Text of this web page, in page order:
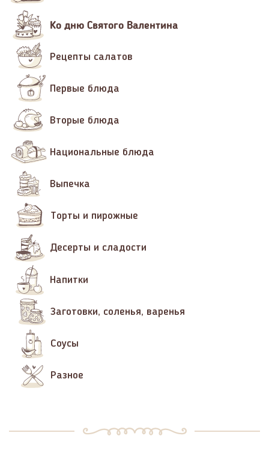
Ко дню Святого Валентина
Рецепты салатов
Первые блюда
Вторые блюда
Национальные блюда
Выпечка
Торты и пирожные
Десерты и сладости
Напитки
Заготовки, соленья, варенья
Соусы
Разное